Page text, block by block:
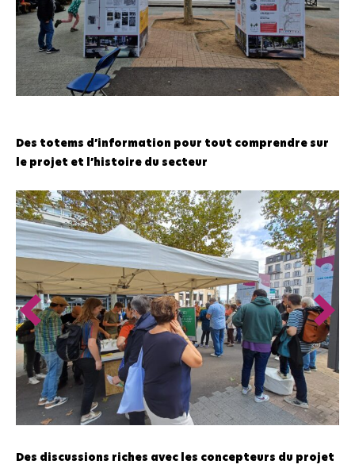
Des totems d’information pour tout comprendre sur
le projet et l’histoire du secteur
Des discussions riches avec les concepteurs du projet